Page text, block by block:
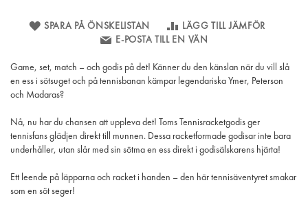
SPARA PÅ ÖNSKELISTAN
LÄGG TILL JÄMFÖR
E-POSTA TILL EN VÄN
Game, set, match – och godis på det! Känner du den känslan när du vill slå
en ess i sötsuget och på tennisbanan kämpar legendariska Ymer, Peterson
och Madaras?
Nå, nu har du chansen att uppleva det! Toms Tennisracketgodis ger
tennisfans glädjen direkt till munnen. Dessa racketformade godisar inte bara
underhåller, utan slår med sin sötma en ess direkt i godisälskarens hjärta!
Ett leende på läpparna och racket i handen – den här tennisäventyret smakar
som en söt seger!